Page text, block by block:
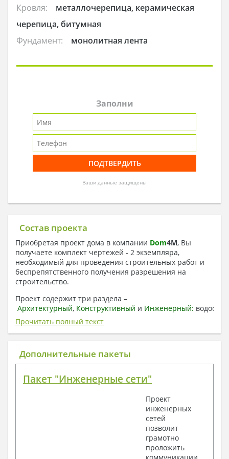
Кровля:
металлочерепица, керамическая
черепица, битумная
Фундамент:
монолитная лента
Заполни
Ваши данные защищены
Состав проекта
Приобретая проект дома в компании Dom4M, Вы
получаете комплект чертежей - 2 экземпляра,
необходимый для проведения строительных работ и
беспрепятственного получения разрешения на
строительство.
Проект содержит три раздела –
Архитектурный, Конструктивный и Инженерный:
отопление, вентиляция, канализация,
электроснабжение (приобретается за дополнительную
плату) + Пояснительная записка.
1. Архитектурный раздел:
План координационных осей
Поэтажные маркировочные планы с
Разрезы и состав конструкций
Фасады с ведомостью внешних отделок
Элементы проемов – спецификация
Прочитать полный текст
Дополнительные пакеты
Пакет "Инженерные сети"
Проект
инженерных
сетей
позволит
грамотно
проложить